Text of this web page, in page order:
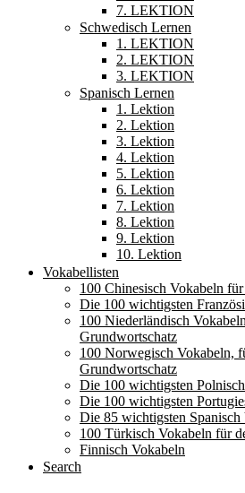
7. LEKTION
Schwedisch Lernen
1. LEKTION
2. LEKTION
3. LEKTION
Spanisch Lernen
1. Lektion
2. Lektion
3. Lektion
4. Lektion
5. Lektion
6. Lektion
7. Lektion
8. Lektion
9. Lektion
10. Lektion
Vokabellisten
100 Chinesisch Vokabeln
Die 100 wichtigsten
100 Niederländisch
Grundwortschatz
100 Norwegisch Vokabeln,
Grundwortschatz
Die 100 wichtigsten
Die 100 wichtigsten
Die 85 wichtigsten Spanisch
100 Türkisch Vokabeln für
Finnisch Vokabeln
Search